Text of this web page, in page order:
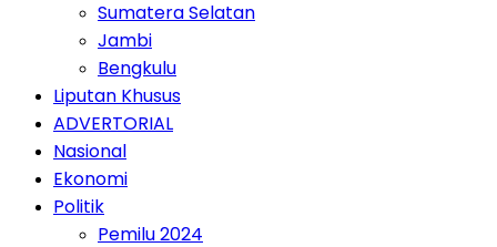
Sumatera Selatan
Jambi
Bengkulu
Liputan Khusus
ADVERTORIAL
Nasional
Ekonomi
Politik
Pemilu 2024